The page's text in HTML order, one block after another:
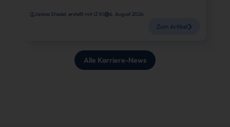
Janina Stadel, erstellt mit IZ KI 6. August 2026
Zum Artikel
Alle Karriere-News